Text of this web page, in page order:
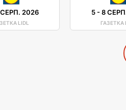
2026
LIDL
5-8
ГАЗЕТКА